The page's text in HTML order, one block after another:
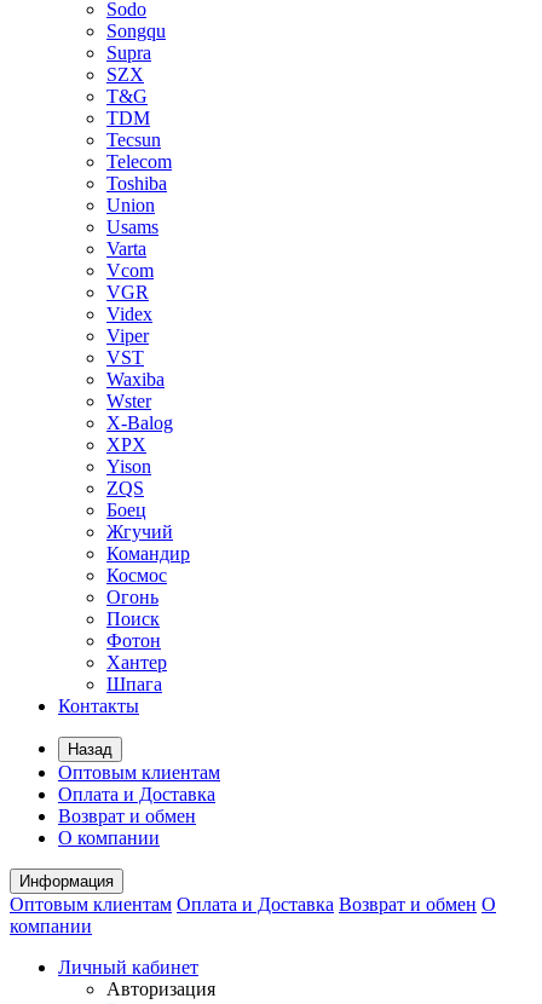
Sodo
Songqu
Supra
SZX
T&G
TDM
Tecsun
Telecom
Toshiba
Union
Usams
Varta
Vcom
VGR
Videx
Viper
VST
Waxiba
Wster
X-Balog
XPX
Yison
ZQS
Боец
Жгучий
Командир
Космос
Огонь
Поиск
Фотон
Хантер
Шпага
Контакты
Назад
Оптовым клиентам
Оплата и Доставка
Возврат и обмен
О компании
Информация
Оптовым клиентам Оплата и Доставка Возврат и обмен О
компании
Личный кабинет
Авторизация